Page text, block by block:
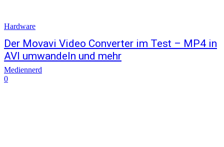
Hardware
Der Movavi Video Converter im Test – MP4 in
AVI umwandeln und mehr
Mediennerd
0